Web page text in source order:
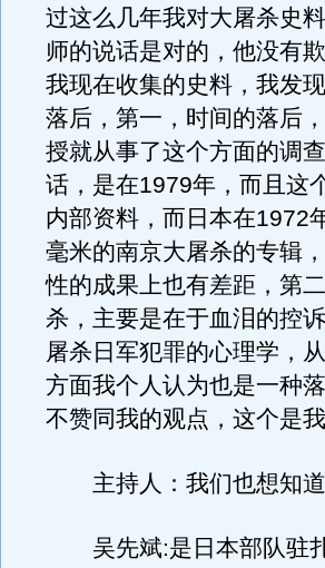
过这么几年我对大屠杀史
师的说话是对的，他没有
我现在收集的史料，我发
落后，第一，时间的落后
授就从事了这个方面的调
话，是在1979年，而且这
内部资料，而日本在1972
毫米的南京大屠杀的专辑
性的成果上也有差距，第
杀，主要是在于血泪的控
屠杀日军犯罪的心理学，
方面我个人认为也是一种
不赞同我的观点，这个是
主持人：我们也想知道
吴先斌:是日本部队驻扎